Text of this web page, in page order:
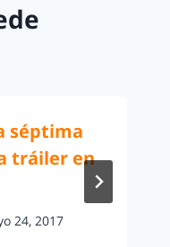
séptima
tráiler en
24, 2017